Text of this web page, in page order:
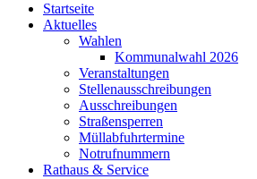
Startseite
Aktuelles
Wahlen
Kommunalwahl 2026
Veranstaltungen
Stellenausschreibungen
Ausschreibungen
Straßensperren
Müllabfuhrtermine
Notrufnummern
Rathaus & Service